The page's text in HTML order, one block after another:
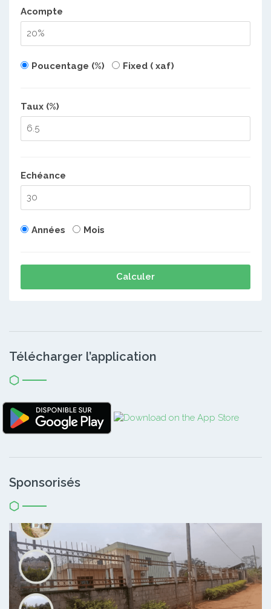
Acompte
Poucentage (%) Fixed ( xaf)
Taux (%)
Echéance
Années Mois
Calculer
Télécharger l’application
Sponsorisés